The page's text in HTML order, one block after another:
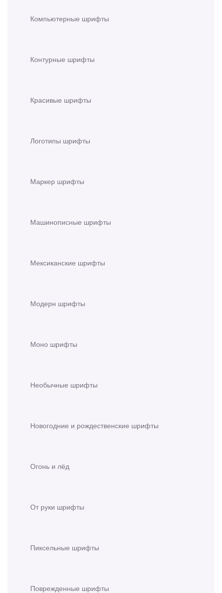
Компьютерные шрифты
Контурные шрифты
Красивые шрифты
Логотипы шрифты
Маркер шрифты
Машинописные шрифты
Мексиканские шрифты
Модерн шрифты
Моно шрифты
Необычные шрифты
Новогодние и рождественские шрифты
Огонь и лёд
От руки шрифты
Пиксельные шрифты
Поврежденные шрифты